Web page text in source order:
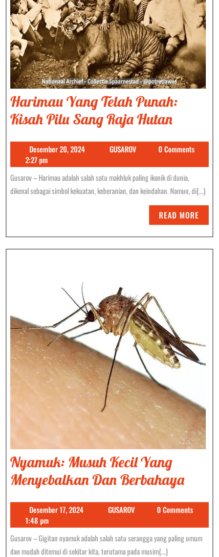
Harimau Yang Telah Punah:
Kisah Pilu Sang Raja Hutan
Telah
Punah:
Kisah
Pilu
Sang
Raja
Desember 20, 2024Desember
2024
GUSAROVGUSAROV0 Comments
2:27 pm
Gusarov – Harimau adalah salah satu makhluk paling ikonik di dunia,
dikenal sebagai simbol kekuatan, keberanian, dan keindahan. Namun, di{...}
READ MORE
MORE
Nyamuk: Musuh Kecil Yang
Menyebalkan Dan Berbahaya
Kecil
Yang
Desember 17, 2024Desember
2024
GUSAROVGUSAROV0 Comments
1:48 pm
Gusarov – Gigitan nyamuk adalah salah satu serangga yang paling umum
dan mudah ditemui di sekitar kita, terutama pada musim{...}